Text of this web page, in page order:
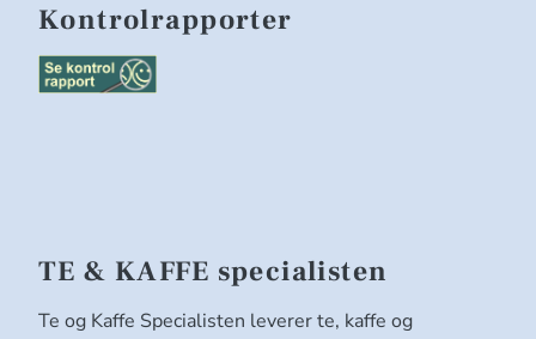
Kontrolrapporter
TE & KAFFE specialisten
Te og Kaffe Specialisten leverer te, kaffe og